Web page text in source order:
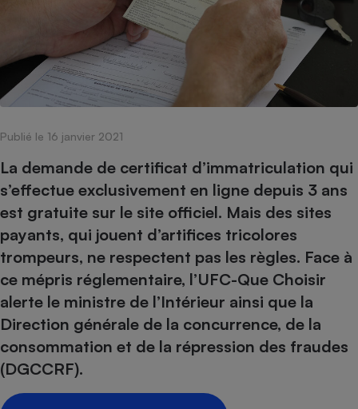
Publié le 16 janvier 2021
La demande de certificat d’immatriculation qui
s’effectue exclusivement en ligne depuis 3 ans
est gratuite sur le site officiel. Mais des sites
payants, qui jouent d’artifices tricolores
trompeurs, ne respectent pas les règles. Face à
ce mépris réglementaire, l’UFC-Que Choisir
alerte le ministre de l’Intérieur ainsi que la
Direction générale de la concurrence, de la
consommation et de la répression des fraudes
(DGCCRF).
Sécurité - Hygiène
Supermarché - Drive
Assurance
Banque - Crédit
Epargne - Fiscalité
Mutuelle
Circulation routière
Contrôle technique -
Pièce détachée
Comparateur auto
Comparatif
Comparatif climatiseur
Comparatif aspirateur
Comparatif aspirateur
Comparatif cafetière
Comparatif robot cuiseur
Comparatif centrale
Gros électroménager
Électricité - Gaz
Comparatif casque audio
Comparatif ordinateur
Comparatif ultrabook
Comparatif tablette
Image et son
Informatique
Internet
Téléphonie
Crédit immobilier
Comparatif tondeuse
Aménagement
Bricolage - Jardinage
Chauffage
Produit d'entretien
Sécurité domestique
Hygiène - Beauté
Maladie - Médecine -
Système de santé -
Maison de retraite
Retraite
Choisir son fioul
Choisir son pellet
Comparateur assurance emprunteur
Energie Moins Chère Ensemble
Tous les comparateurs
Toutes les cartes interactives
Speedtest - Testez le débit de votre
connexion Internet